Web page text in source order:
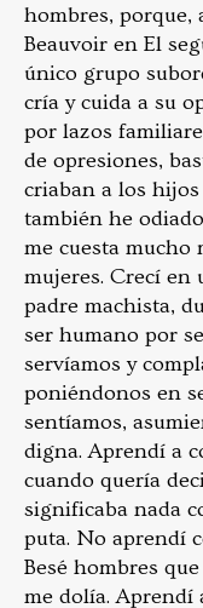
hombres, porque,
Beauvoir en El
único grupo
cría y cuida a su
por lazos
de opresiones,
criaban a los hijos
también he
me cuesta mucho
mujeres. Crecí
padre machista,
ser humano por
servíamos y
poniéndonos en
sentíamos,
digna. Aprendí a
cuando quería
significaba nada
puta. No aprendí
Besé hombres
me dolía. Aprendí